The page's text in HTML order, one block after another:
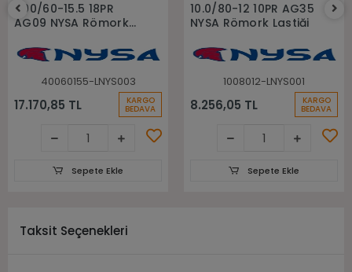
400/60-15.5 18PR
AG09 NYSA Römork
40060155-LNYS003
17.170,85 TL KARGO
BEDAVA
Sepete Ekle
10.0/80-12 10PR AG35
NYSA Römork Lastiği
1008012-LNYS001
8.256,05 TL KARGO
BEDAVA
Sepete Ekle
Taksit Seçenekleri